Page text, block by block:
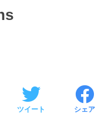
ツイート シェア